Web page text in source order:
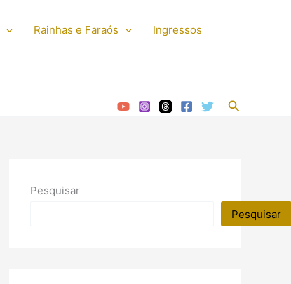
Rainhas e Faraós Ingressos
Pesquisar
Pesquisar
Pesquisar